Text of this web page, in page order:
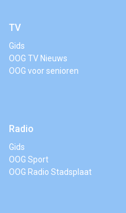
TV
Gids
OOG TV Nieuws
OOG voor senioren
Radio
Gids
OOG Sport
OOG Radio Stadsplaat